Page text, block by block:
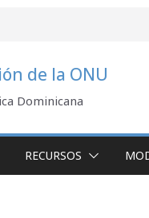
de la ONU
Dominicana
RECURSOS